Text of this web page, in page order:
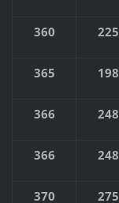
360 225
365 198
366 248
366 248
370 275